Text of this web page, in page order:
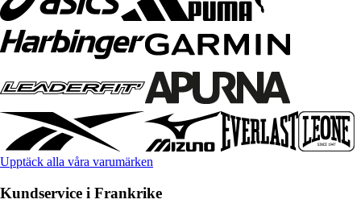
Upptäck alla våra varumärken
Kundservice i Frankrike